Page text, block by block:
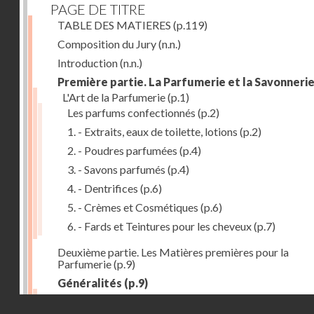
PAGE DE TITRE
TABLE DES MATIERES (p.119)
Composition du Jury(n.n.)
Introduction(n.n.)
Première partie. La Parfumerie et la Savonnerie
L'Art de la Parfumerie(p.1)
Les parfums confectionnés (p.2)
1. - Extraits, eaux de toilette, lotions (p.2)
2. - Poudres parfumées (p.4)
3. - Savons parfumés (p.4)
4. - Dentrifices (p.6)
5. - Crèmes et Cosmétiques (p.6)
6. - Fards et Teintures pour les cheveux(p.7)
Deuxième partie. Les Matières premières pour la
Parfumerie(p.9)
Généralités (p.9)
Les parfums naturels(p.10)